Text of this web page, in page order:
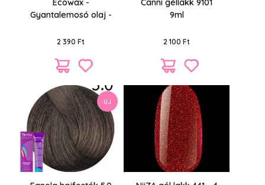
Ecowax -
Gyantalemosó olaj -
2 390 Ft
Canni géllakk 9101
9ml
2 100 Ft
ÚJ